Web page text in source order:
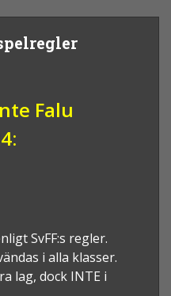
Falu
SvFF:s regler.
i alla klasser.
lag, dock INTE i